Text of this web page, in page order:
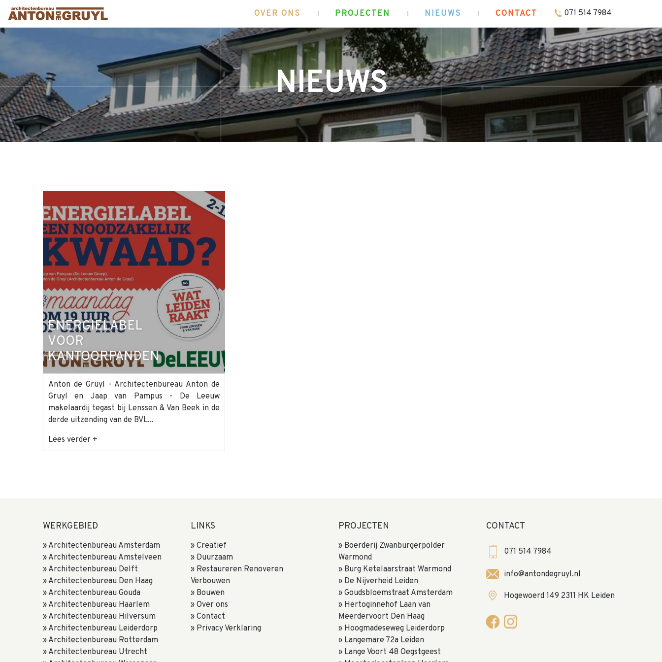
OVER ONS PROJECTEN NIEUWS CONTACT 071 514 7984
NIEUWS
ENERGIELABEL
VOOR
KANTOORPANDEN
Anton de Gruyl - Architectenbureau Anton de
Gruyl en Jaap van Pampus - De Leeuw
makelaardij tegast bij Lenssen & Van Beek in de
derde uitzending van de BVL...
Lees verder +
WERKGEBIED
Architectenbureau Amsterdam
Architectenbureau Amstelveen
Architectenbureau Delft
Architectenbureau Den Haag
Architectenbureau Gouda
Architectenbureau Haarlem
Architectenbureau Hilversum
Architectenbureau Leiderdorp
Architectenbureau Rotterdam
Architectenbureau Utrecht
LINKS
Creatief
Duurzaam
Restaureren Renoveren
Verbouwen
Bouwen
Over ons
Contact
Privacy Verklaring
PROJECTEN
Boerderij Zwanburgerpolder
Warmond
Burg Ketelaarstraat Warmond
De Nijverheid Leiden
Goudsbloemstraat Amsterdam
Hertoginnehof Laan van
Meerdervoort Den Haag
Hoogmadeseweg Leiderdorp
Langemare 72a Leiden
Lange Voort 48 Oegstgeest
CONTACT
071 514 7984
info@antondegruyl.nl
Hogewoerd 149 2311 HK Leiden